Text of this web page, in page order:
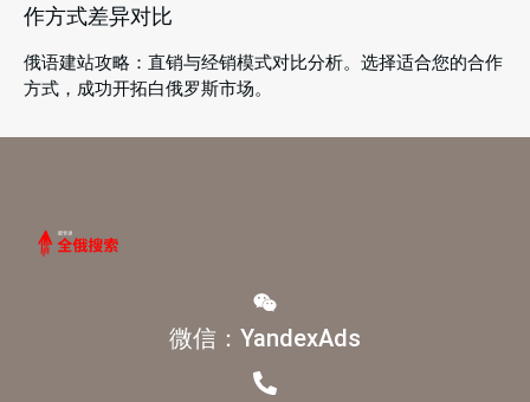
作方式差异对比
俄语建站攻略：直销与经销模式对比分析。选择适合您的合作
方式，成功开拓白俄罗斯市场。
微信：YandexAds